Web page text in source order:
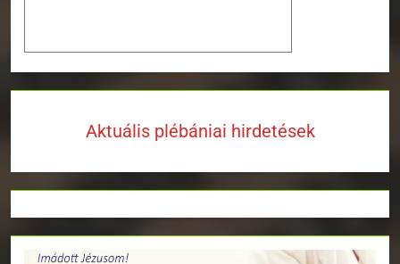
Aktuális plébániai hirdetések